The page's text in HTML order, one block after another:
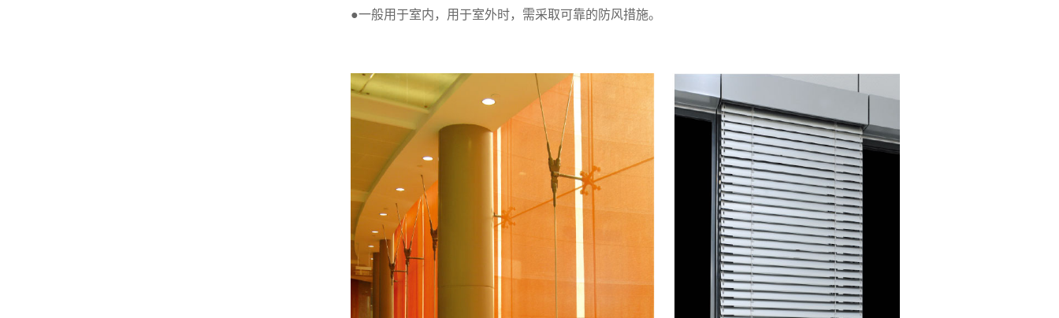
●一般用于室内，用于室外时，需采取可靠的防风措施。